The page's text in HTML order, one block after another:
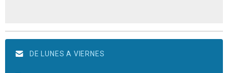
DE LUNES A VIERNES